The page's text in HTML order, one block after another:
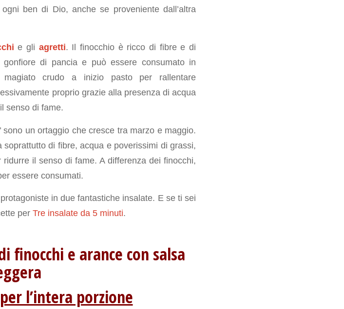
ben di Dio, anche se proveniente dall’altra
e gli agretti. Il finocchio è ricco di fibre e di
di pancia e può essere consumato in
crudo a inizio pasto per rallentare
proprio grazie alla presenza di acqua
senso di fame.
sono un ortaggio che cresce tra marzo e maggio.
di fibre, acqua e poverissimi di grassi,
il senso di fame. A differenza dei finocchi,
essere consumati.
in due fantastiche insalate. E se ti sei
per Tre insalate da 5 minuti.
finocchi e arance con salsa
l’intera porzione